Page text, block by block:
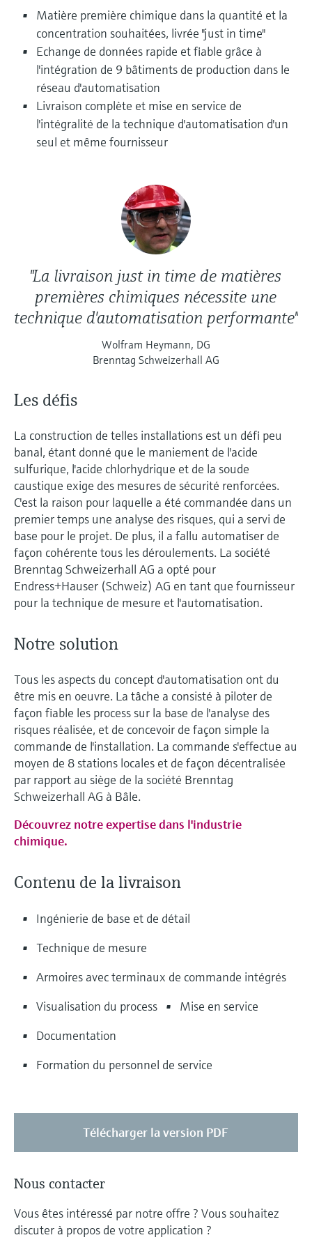
l'application
Device Viewer
Trouver des informations et de la
documentation spécifiques à un produit
Recherche de pièces détachées
Trouvez la bonne pièce de rechange en
tapant la racine/le code du produit et
Mesure du niveau par barrière à
micro-ondes
Mesure du niveau par la pression
Voir tous
Analyseurs de dureté, fer, etc.
Photomètres de process
Mesure par transmission de micro-
ondes
Technologie Memosens
décisionnels
Matière première chimique dans la quantité et la
concentration souhaitées, livrée "just in time"
Echange de données rapide et fiable grâce à
l'intégration de 9 bâtiments de production dans le
réseau d'automatisation
Livraison complète et mise en service de
l'intégralité de la technique d'automatisation d'un
seul et même fournisseur
"La livraison just in time de matières
premières chimiques nécessite une
technique d'automatisation performante"
Wolfram Heymann, DG
Brenntag Schweizerhall AG
Les défis
La construction de telles installations est un défi peu
banal, étant donné que le maniement de l'acide
sulfurique, l'acide chlorhydrique et de la soude
caustique exige des mesures de sécurité renforcées.
C'est la raison pour laquelle a été commandée dans un
premier temps une analyse des risques, qui a servi de
base pour le projet. De plus, il a fallu automatiser de
façon cohérente tous les déroulements. La société
Brenntag Schweizerhall AG a opté pour
Endress+Hauser (Schweiz) AG en tant que fournisseur
pour la technique de mesure et l'automatisation.
Notre solution
Tous les aspects du concept d'automatisation ont du
être mis en oeuvre. La tâche a consisté à piloter de
façon fiable les process sur la base de l'analyse des
risques réalisée, et de concevoir de façon simple la
commande de l'installation. La commande s'effectue au
moyen de 8 stations locales et de façon décentralisée
par rapport au siège de la société Brenntag
Schweizerhall AG à Bâle.
Découvrez notre expertise dans l'industrie
chimique.
Contenu de la livraison
Ingénierie de base et de détail
Technique de mesure
Armoires avec terminaux de commande intégrés
Visualisation du process
Mise en service
Documentation
Formation du personnel de service
Télécharger la version PDF
Nous contacter
Vous êtes intéressé par notre offre ? Vous souhaitez
discuter à propos de votre application ?